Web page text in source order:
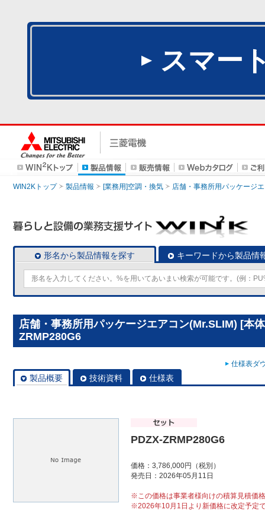
スマー
WIN2Kトップ 製品情報 [業務用]空調・換気 店舗・事務所用パッケージ
形名から製品情報を探す キーワードから製品情
店舗・事務所用パッケージエアコン(Mr.SLIM) [本
ZRMP280G6
仕様表ダ
製品概要 技術資料 仕様表
PDZX-ZRMP280G6
価格：3,786,000円（税別）
発売日：2026年05月11日
※この価格は事業者様向けの積算見積価
※2026年10月1日より新価格に改定予定